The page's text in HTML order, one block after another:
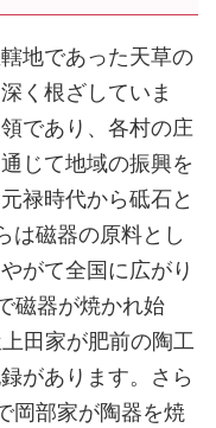
地であった天草の
く根ざしていま
であり、各村の庄
じて地域の振興を
禄時代から砥石と
は磁器の原料とし
がて全国に広がり
磁器が焼かれ始
田家が肥前の陶工
があります。さら
岡部家が陶器を焼